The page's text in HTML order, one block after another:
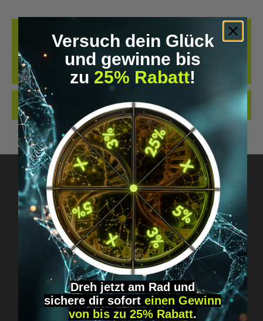
BESCHREIBUNG
DESIGNED BY GENETICS. UPGRADED BY SCIENCE. POWERED BY
NATURE.DIESES SHIRT IST MEHR ALS NUR EIN KLEIDUNGSSTÜCK –
ES IST DEIN…
MEHR
BEWERTUNGEN
Fragen? Schreib uns!
Diskret, direkt &
persönlich.
Versuch dein Glück
und gewinne bis
zu 25% Rabatt!
Dreh jetzt am Rad und
sichere dir sofort einen Gewinn
von bis zu 25% Rabatt.